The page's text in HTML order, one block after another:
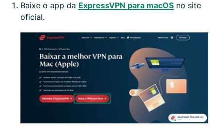
Baixe o app da ExpressVPN para macOS no site
oficial.